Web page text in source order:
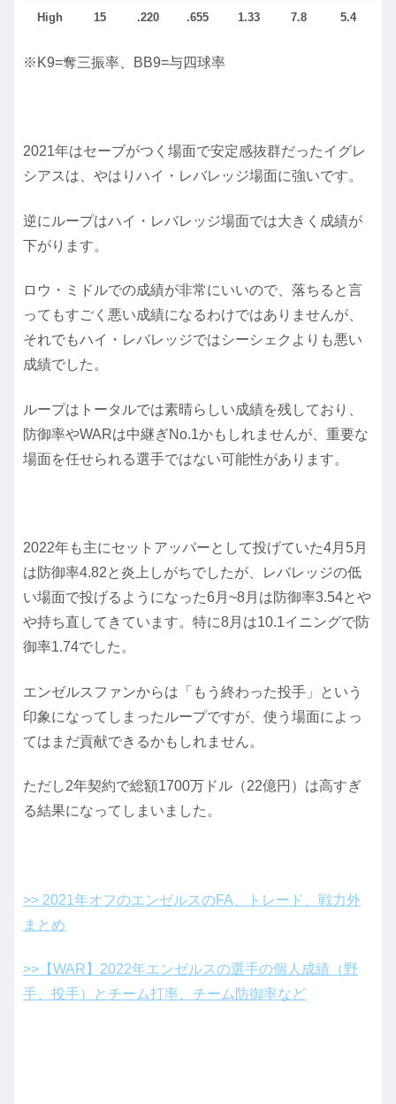
High
15 .220 .655 1.33 7.8 5.4
※K9=奪三振率、BB9=与四球率
2021年はセーブがつく場面で安定感抜群だったイグレ
シアスは、やはりハイ・レバレッジ場面に強いです。
逆にループはハイ・レバレッジ場面では大きく成績が
下がります。
ロウ・ミドルでの成績が非常にいいので、落ちると言
ってもすごく悪い成績になるわけではありませんが、
それでもハイ・レバレッジではシーシェクよりも悪い
成績でした。
ループはトータルでは素晴らしい成績を残しており、
防御率やWARは中継ぎNo.1かもしれませんが、重要な
場面を任せられる選手ではない可能性があります。
2022年も主にセットアッパーとして投げていた4月5月
は防御率4.82と炎上しがちでしたが、レバレッジの低
い場面で投げるようになった6月~8月は防御率3.54とや
や持ち直してきています。特に8月は10.1イニングで防
御率1.74でした。
エンゼルスファンからは「もう終わった投手」という
印象になってしまったループですが、使う場面によっ
てはまだ貢献できるかもしれません。
ただし2年契約で総額1700万ドル（22億円）は高すぎ
る結果になってしまいました。
>> 2021年オフのエンゼルスのFA、トレード、戦力外
まとめ
>>【WAR】2022年エンゼルスの選手の個人成績（野
手、投手）とチーム打率、チーム防御率など